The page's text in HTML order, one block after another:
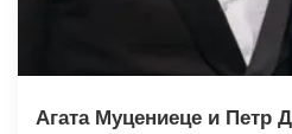
Агата Муцениеце и Петр